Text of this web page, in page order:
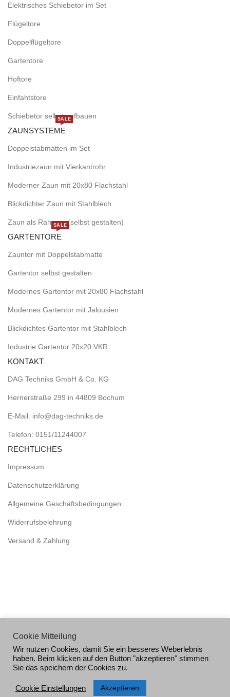
Elektrisches Schiebetor im Set
Flügeltore
Doppelflügeltore
Gartentore
Hoftore
Einfahtstore
Schiebetor selbst aufbauen
ZAUNSYSTEME
SALE
Doppelstabmatten im Set
Industriezaun mit Vierkantrohr
Moderner Zaun mit 20x80 Flachstahl
Blickdichter Zaun mit Stahlblech
Zaun als Rahmen (selbst gestalten)
GARTENTORE
SALE
Zauntor mit Doppelstabmatte
Gartentor selbst gestalten
Modernes Gartentor mit 20x80 Flachstahl
Modernes Gartentor mit Jalousien
Blickdichtes Gartentor mit Stahlblech
Industrie Gartentor 20x20 VKR
KONTAKT
DAG Techniks GmbH & Co. KG
Hernerstraße 299 in 44809 Bochum
E-Mail: info@dag-techniks.de
Telefon: 0151/11244007
RECHTLICHES
Impressum
Datenschutzerklärung
Allgemeine Geschäftsbedingungen
Widerrufsbelehrung
Versand & Zahlung
Copyright by DAG Techniks GmbH & Co. KG 2026
Cookie Mitteilung
Wir nutzen Cookies, damit Sie ein besseres Weberlebnis
haben. Beim klicken auf den Button "akzeptieren" stimmen
Sie das speichern der Cookies zu.
Cookie Einstellungen Akzeptieren